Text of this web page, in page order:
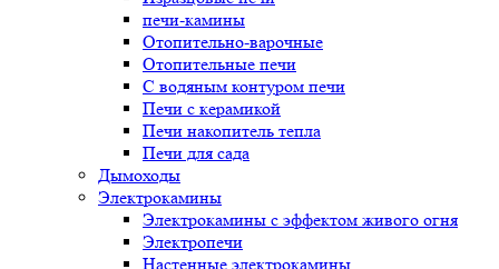
печи-камины
Отопительно-варочные
Отопительные печи
С водяным контуром печи
Печи с керамикой
Печи накопитель тепла
Печи для сада
Дымоходы
Электрокамины
Электрокамины с эффектом живого огня
Электропечи
Настенные электрокамины